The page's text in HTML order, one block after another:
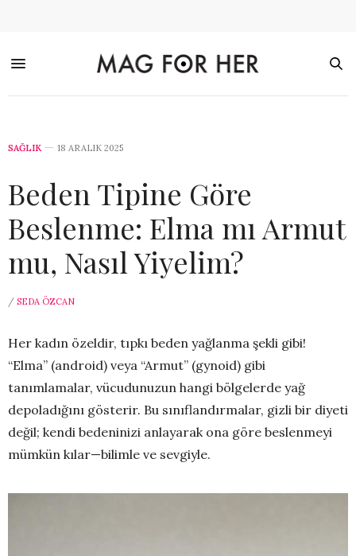
SAĞLIK 18 ARALIK 2025
Beden Tipine Göre
Beslenme: Elma mı Armut
mu, Nasıl Yiyelim?
/ SEDA ÖZCAN
Her kadın özeldir, tıpkı beden yağlanma şekli gibi!
“Elma” (android) veya “Armut” (gynoid) gibi
tanımlamalar, vücudunuzun hangi bölgelerde yağ
depoladığını gösterir. Bu sınıflandırmalar, gizli bir diyeti
değil; kendi bedeninizi anlayarak ona göre beslenmeyi
mümkün kılar—bilimle ve sevgiyle.